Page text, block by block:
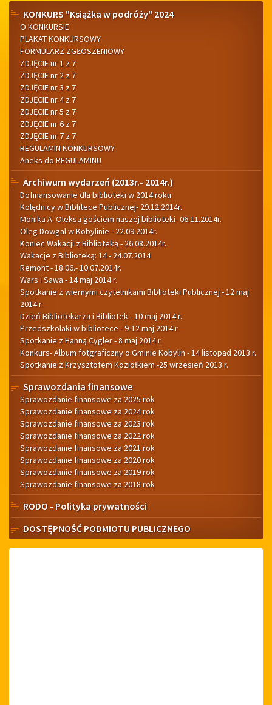
Menu
boczne
KONKURS "Książka w podróży" 2024
O KONKURSIE
PLAKAT KONKURSOWY
FORMULARZ ZGŁOSZENIOWY
ZDJĘCIE nr 1 z 7
ZDJĘCIE nr 2 z 7
ZDJĘCIE nr 3 z 7
ZDJĘCIE nr 4 z 7
ZDJĘCIE nr 5 z 7
ZDJĘCIE nr 6 z 7
ZDJĘCIE nr 7 z 7
REGULAMIN KONKURSOWY
Aneks do REGULAMINU
Archiwum wydarzeń (2013r.- 2014r.)
Dofinansowanie dla biblioteki w 2014 roku
Kolędnicy w Biblitece Publicznej- 29.12.2014r.
Monika A. Oleksa gościem naszej biblioteki- 06.11.2014r.
Oleg Dowgal w Kobylinie - 22.09.2014r.
Koniec Wakacji z Biblioteką - 26.08.2014r.
Wakacje z Biblioteką: 14 - 24.07.2014
Remont - 18.06.- 10.07.2014r.
Wars i Sawa - 14 maj 2014 r.
Spotkanie z wiernymi czytelnikami Biblioteki Publicznej - 12 maj
2014 r.
Dzień Bibliotekarza i Bibliotek - 10 maj 2014 r.
Przedszkolaki w bibliotece - 9-12 maj 2014 r.
Spotkanie z Hanną Cygler - 8 maj 2014 r.
Konkurs- Album fotgraficzny o Gminie Kobylin - 14 listopad 2013 r.
Spotkanie z Krzysztofem Koziołkiem -25 wrzesień 2013 r.
Sprawozdania finansowe
Sprawozdanie finansowe za 2025 rok
Sprawozdanie finansowe za 2024 rok
Sprawozdanie finansowe za 2023 rok
Sprawozdanie finansowe za 2022 rok
Sprawozdanie finansowe za 2021 rok
Sprawozdanie finansowe za 2020 rok
Sprawozdanie finansowe za 2019 rok
Sprawozdanie finansowe za 2018 rok
RODO - Polityka prywatności
DOSTĘPNOŚĆ PODMIOTU PUBLICZNEGO